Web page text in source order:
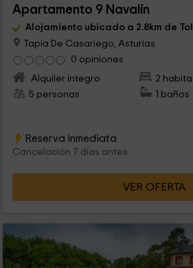
Apartamento 9 Navalín
Alojamiento ubicado a 2.8km de Tol
Tapia De Casariego, Asturias
0 opiniones
Alquiler íntegro
2
5 personas
1 baños
Reserva inmediata
Cancelación 7 días antes
VER OFERTA